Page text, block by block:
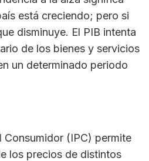
está creciendo; pero si
disminuye. El PIB intenta
de los bienes y servicios
un determinado periodo
Consumidor (IPC) permite
los precios de distintos